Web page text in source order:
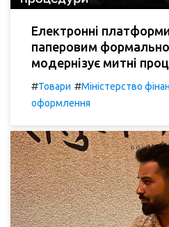
Електронні
паперовим
модернізує митні
#Товари #Міністерство
оформлення